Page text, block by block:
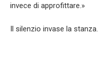
invece di approfittare.»
Il silenzio invase la stanza.